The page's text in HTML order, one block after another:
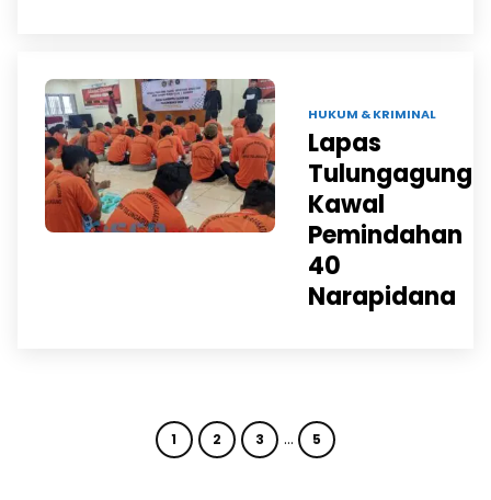
HUKUM & KRIMINAL
Lapas
Tulungagung
Kawal
Pemindahan
40
Narapidana
1 2 3 … 5